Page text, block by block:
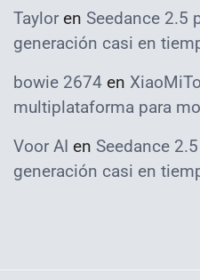
Taylor en Seedance 2.5
generación casi en
bowie 2674 en
multiplataforma para
Voor AI en Seedance
generación casi en